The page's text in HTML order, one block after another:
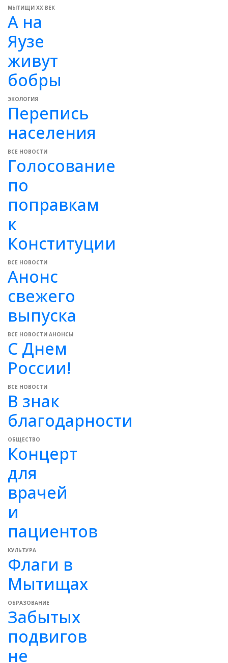
МЫТИЩИ XX ВЕК
А на
Яузе
живут
бобры
ЭКОЛОГИЯ
Перепись
населения
ВСЕ НОВОСТИ
Голосование
по
поправкам
к
Конституции
ВСЕ НОВОСТИ
Анонс
свежего
выпуска
ВСЕ НОВОСТИ АНОНСЫ
С Днем
России!
ВСЕ НОВОСТИ
В знак
благодарности
ОБЩЕСТВО
Концерт
для
врачей
и
пациентов
КУЛЬТУРА
Флаги в
Мытищах
ОБРАЗОВАНИЕ
Забытых
подвигов
не